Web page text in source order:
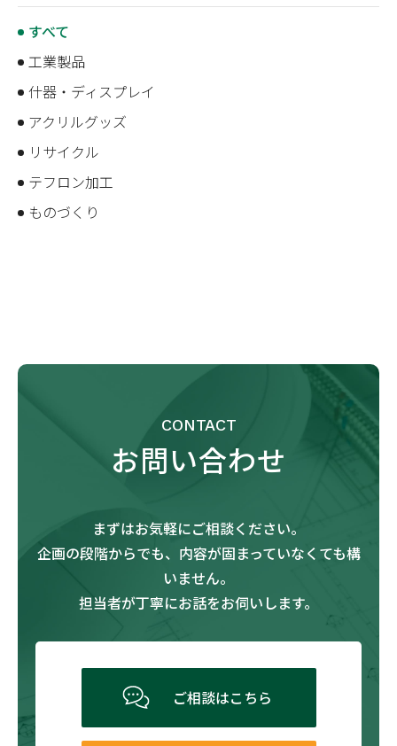
すべて
工業製品
什器・ディスプレイ
アクリルグッズ
リサイクル
テフロン加工
ものづくり
CONTACT
お問い合わせ
まずはお気軽にご相談ください。
企画の段階からでも、内容が固まっていなくても構
いません。
担当者が丁寧にお話をお伺いします。
ご相談はこちら